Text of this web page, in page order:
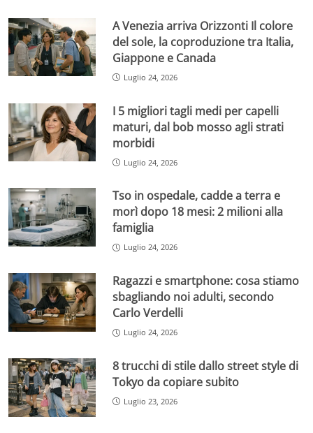
A Venezia arriva Orizzonti Il colore
del sole, la coproduzione tra Italia,
Giappone e Canada
Luglio 24, 2026
I 5 migliori tagli medi per capelli
maturi, dal bob mosso agli strati
morbidi
Luglio 24, 2026
Tso in ospedale, cadde a terra e
morì dopo 18 mesi: 2 milioni alla
famiglia
Luglio 24, 2026
Ragazzi e smartphone: cosa stiamo
sbagliando noi adulti, secondo
Carlo Verdelli
Luglio 24, 2026
8 trucchi di stile dallo street style di
Tokyo da copiare subito
Luglio 23, 2026